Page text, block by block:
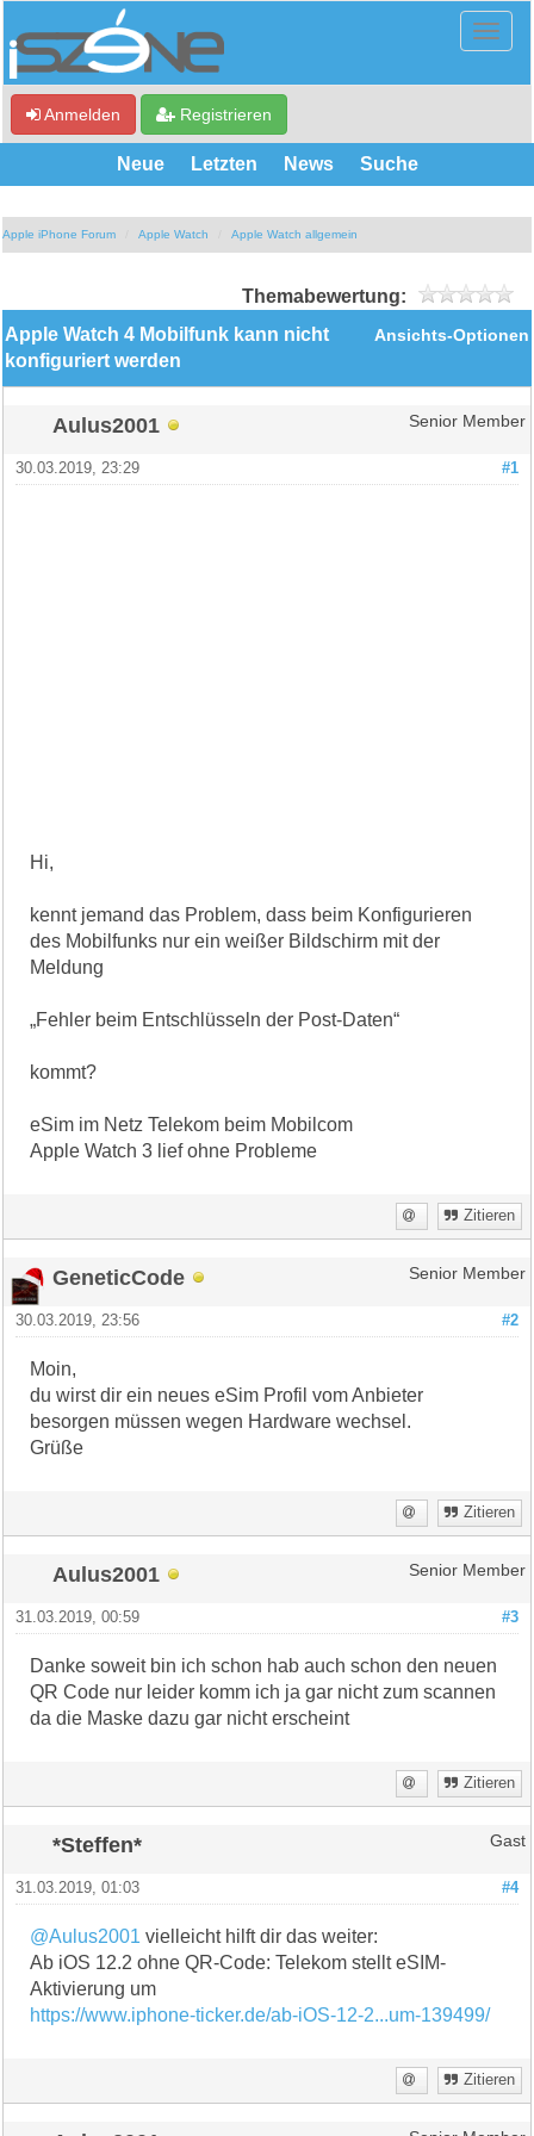
Anmelden Registrieren
Neue Letzten News Suche
Apple iPhone Forum Apple Watch Apple Watch allgemein
Themabewertung:
Ansichts-Optionen
Apple Watch 4 Mobilfunk kann nicht
konfiguriert werden
Aulus2001 Senior Member
#1
30.03.2019, 23:29
Hi,
kennt jemand das Problem, dass beim Konfigurieren
des Mobilfunks nur ein weißer Bildschirm mit der
Meldung
„Fehler beim Entschlüsseln der Post-Daten“
kommt?
eSim im Netz Telekom beim Mobilcom
Apple Watch 3 lief ohne Probleme
Zitieren
GeneticCode Senior Member
#2
30.03.2019, 23:56
Moin,
du wirst dir ein neues eSim Profil vom Anbieter
besorgen müssen wegen Hardware wechsel.
Grüße
Zitieren
Aulus2001 Senior Member
#3
31.03.2019, 00:59
Danke soweit bin ich schon hab auch schon den neuen
QR Code nur leider komm ich ja gar nicht zum scannen
da die Maske dazu gar nicht erscheint
Zitieren
*Steffen* Gast
#4
31.03.2019, 01:03
@Aulus2001 vielleicht hilft dir das weiter:
Ab iOS 12.2 ohne QR-Code: Telekom stellt eSIM-
Aktivierung um
https://www.iphone-ticker.de/ab-iOS-12-2...um-139499/
Zitieren